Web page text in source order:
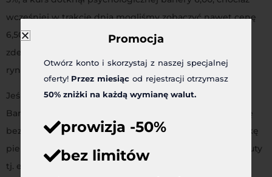
wcześniej w trakcie dnia mogliśmy zobaczyć nawet cenę
6,50. Na parze TRYPLN również obserwujemy
zdecydowanie odbicie liry w górę i dziś płacimy już na
rynku spot za lirę ponad 0,60 zł.
Jeśli chodzi o pozostałe banki centralne, czyli Europejski
Bank Centralny (EBC) jak i Bank Anglii (BoE) to obyło się
bez większych zaskoczeń. Oba banki pozostawiły politykę
pieniężną bez zmian, jednak pomimo tego krajowe waluty
tj. euro i funt wyraźnie umocniły się. Umocnienie to
Promocja
Otwórz konto i skorzystaj z naszej specjalnej
oferty! Przez miesiąc od rejestracji otrzymasz
50% zniżki na każdą wymianę walut.
prowizja -50%
bez limitów